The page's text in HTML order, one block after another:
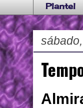
Plantel